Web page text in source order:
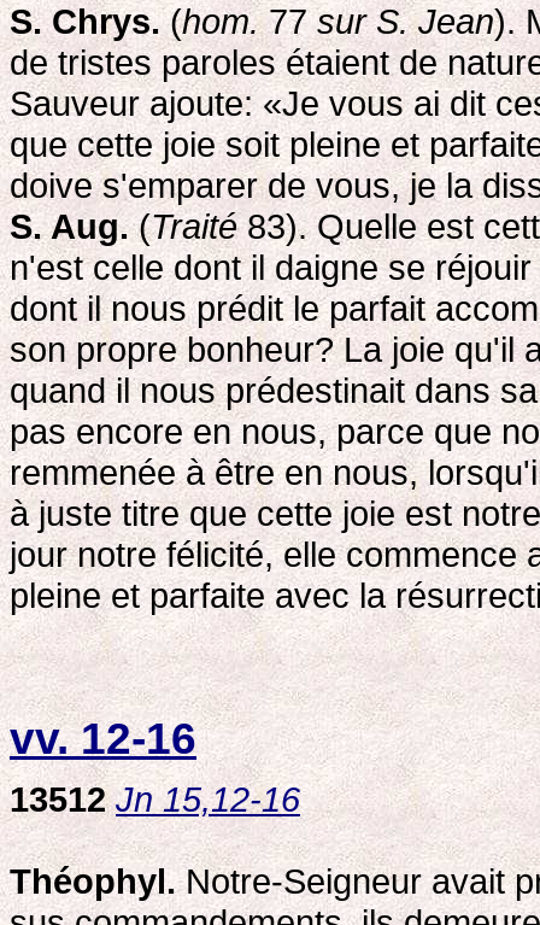
S. Chrys.(hom.77sur S. Jean).
de tristes paroles étaient de
Sauveur ajoute: «Je vous ai dit
que cette joie soit pleine et
doive s'emparer de vous, je la
S. Aug.(Traité83). Quelle est
n'est celle dont il daigne se
dont il nous prédit le parfait
son propre bonheur? La joie qu'il
quand il nous prédestinait dans
pas encore en nous, parce que
remmenée à être en nous,
à juste titre que cette joie est
jour notre félicité, elle commence
pleine et parfaite avec la
vv. 12-16
13512 Jn 15,12-16
Théophyl.Notre-Seigneur avait